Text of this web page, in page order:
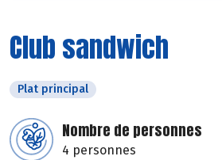
Club sandwich
Plat principal
Nombre de personnes
4 personnes